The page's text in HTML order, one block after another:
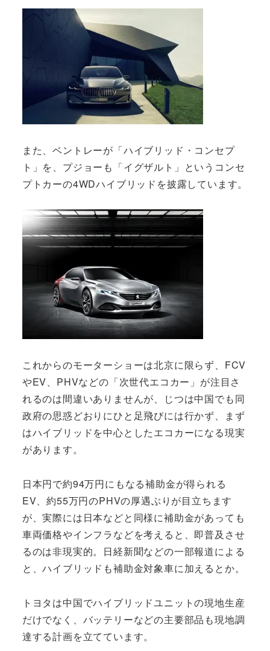
また、ベントレーが「ハイブリッド・コンセプ
ト」を、プジョーも「イグザルト」というコンセ
プトカーの4WDハイブリッドを披露しています。
これからのモーターショーは北京に限らず、FCV
やEV、PHVなどの「次世代エコカー」が注目さ
れるのは間違いありませんが、じつは中国でも同
政府の思惑どおりにひと足飛びには行かず、まず
はハイブリッドを中心としたエコカーになる現実
があります。
日本円で約94万円にもなる補助金が得られる
EV、約55万円のPHVの厚遇ぶりが目立ちます
が、実際には日本などと同様に補助金があっても
車両価格やインフラなどを考えると、即普及させ
るのは非現実的。日経新聞などの一部報道による
と、ハイブリッドも補助金対象車に加えるとか。
トヨタは中国でハイブリッドユニットの現地生産
だけでなく、バッテリーなどの主要部品も現地調
達する計画を立てています。